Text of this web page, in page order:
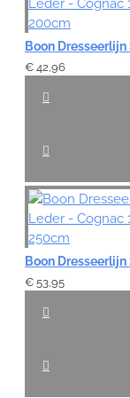
€ 42,96
€ 53,95